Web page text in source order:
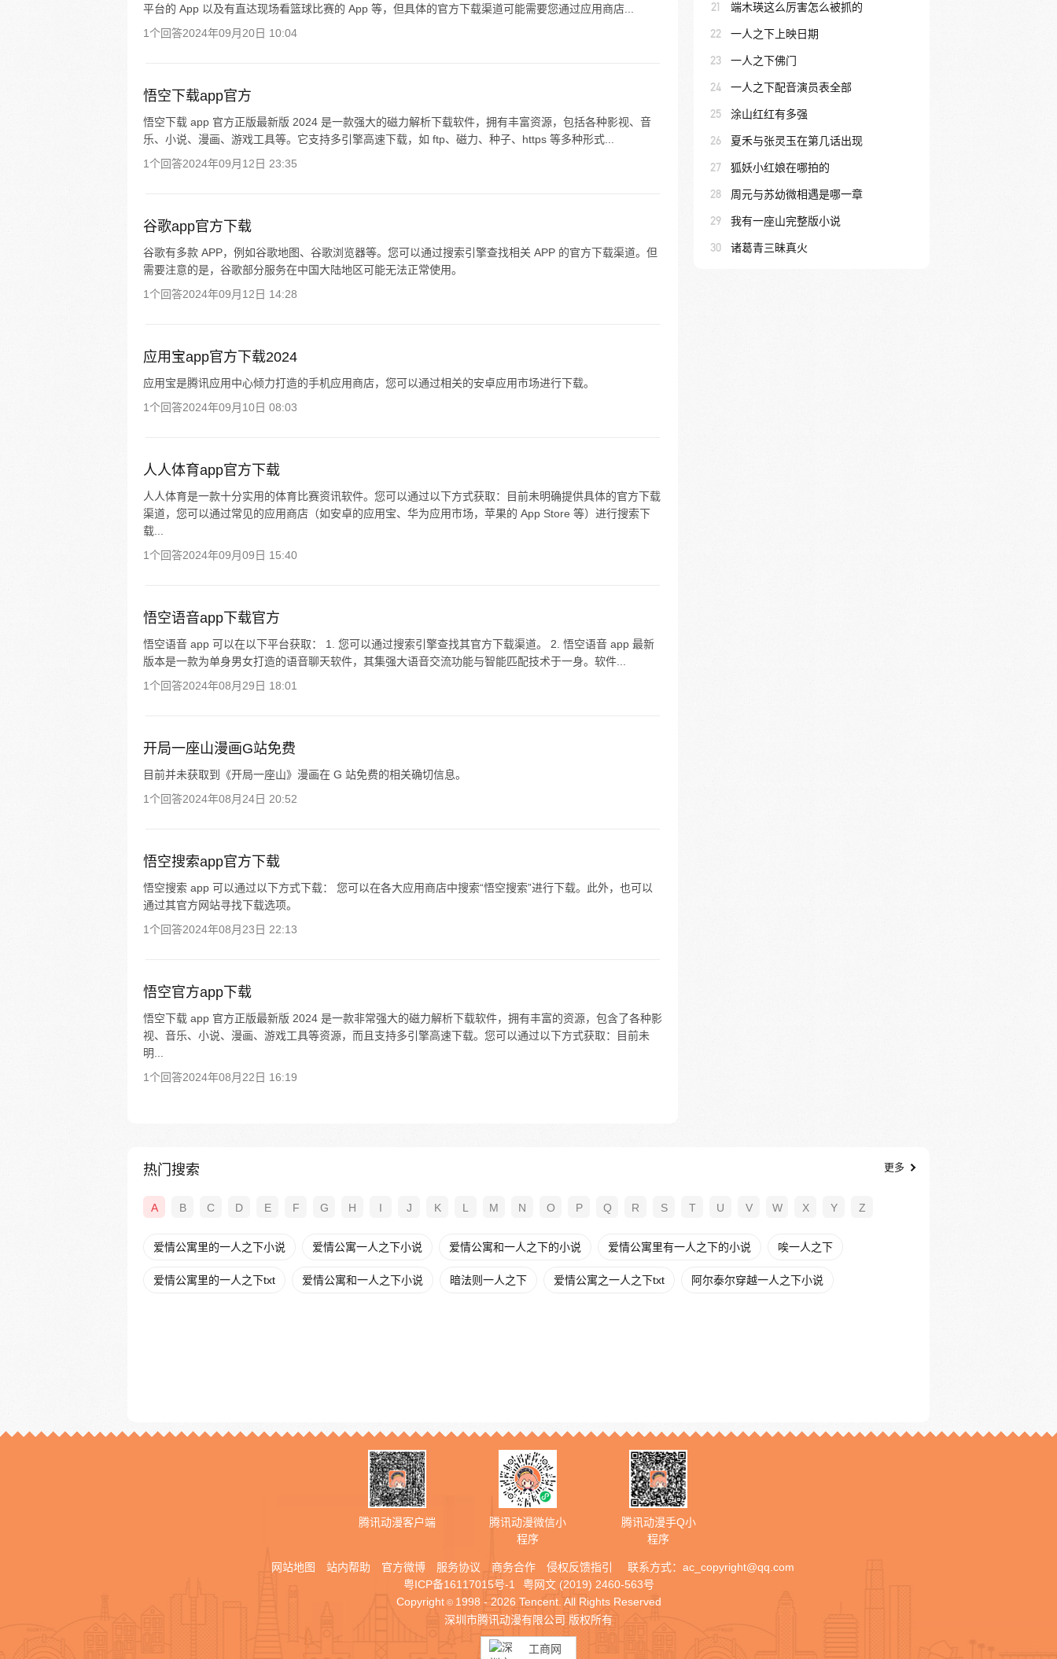
平台的 App 以及有直达现场看篮球比赛的 App 等，但具体的官方下载渠道可能需要您通过应用商店...
1个回答2024年09月20日 10:04
悟空下载app官方
悟空下载 app 官方正版最新版 2024 是一款强大的磁力解析下载软件，拥有丰富资源，包括各种影视、音
乐、小说、漫画、游戏工具等。它支持多引擎高速下载，如 ftp、磁力、种子、https 等多种形式...
1个回答2024年09月12日 23:35
谷歌app官方下载
谷歌有多款 APP，例如谷歌地图、谷歌浏览器等。您可以通过搜索引擎查找相关 APP 的官方下载渠道。但
需要注意的是，谷歌部分服务在中国大陆地区可能无法正常使用。
1个回答2024年09月12日 14:28
应用宝app官方下载2024
应用宝是腾讯应用中心倾力打造的手机应用商店，您可以通过相关的安卓应用市场进行下载。
1个回答2024年09月10日 08:03
人人体育app官方下载
人人体育是一款十分实用的体育比赛资讯软件。您可以通过以下方式获取：目前未明确提供具体的官方下载
渠道，您可以通过常见的应用商店（如安卓的应用宝、华为应用市场，苹果的 App Store 等）进行搜索下
载...
1个回答2024年09月09日 15:40
悟空语音app下载官方
悟空语音 app 可以在以下平台获取： 1. 您可以通过搜索引擎查找其官方下载渠道。 2. 悟空语音 app 最新
版本是一款为单身男女打造的语音聊天软件，其集强大语音交流功能与智能匹配技术于一身。软件...
1个回答2024年08月29日 18:01
开局一座山漫画G站免费
目前并未获取到《开局一座山》漫画在 G 站免费的相关确切信息。
1个回答2024年08月24日 20:52
悟空搜索app官方下载
悟空搜索 app 可以通过以下方式下载： 您可以在各大应用商店中搜索“悟空搜索”进行下载。此外，也可以
通过其官方网站寻找下载选项。
1个回答2024年08月23日 22:13
悟空官方app下载
悟空下载 app 官方正版最新版 2024 是一款非常强大的磁力解析下载软件，拥有丰富的资源，包含了各种影
视、音乐、小说、漫画、游戏工具等资源，而且支持多引擎高速下载。您可以通过以下方式获取：目前未
明...
1个回答2024年08月22日 16:19
21 端木瑛这么厉害怎么被抓的
22 一人之下上映日期
23 一人之下佛门
24 一人之下配音演员表全部
25 涂山红红有多强
26 夏禾与张灵玉在第几话出现
27 狐妖小红娘在哪拍的
28 周元与苏幼微相遇是哪一章
29 我有一座山完整版小说
30 诸葛青三昧真火
热门搜索 更多
A B C D E F G H I J K L M N O P Q R S T U V W X Y Z
爱情公寓里的一人之下小说 爱情公寓一人之下小说 爱情公寓和一人之下的小说 爱情公寓里有一人之下的小说 唉一人之下
爱情公寓里的一人之下txt 爱情公寓和一人之下小说 暗法则一人之下 爱情公寓之一人之下txt 阿尔泰尔穿越一人之下小说
腾讯动漫客户端
腾讯动漫微信小
程序
腾讯动漫手Q小
程序
网站地图 站内帮助 官方微博 服务协议 商务合作 侵权反馈指引 联系方式： ac_copyright@qq.com
粤ICP备16117015号-1
粤网文 (2019) 2460-563号
Copyright © 1998 - 2026 Tencent. All Rights Reserved
深圳市腾讯动漫有限公司 版权所有
工商网